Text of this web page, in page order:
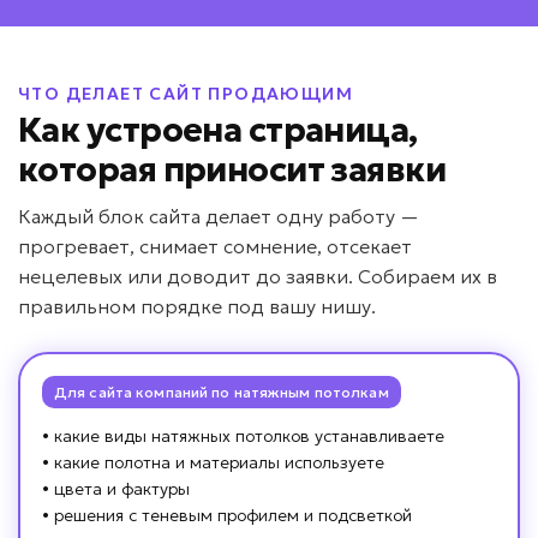
ЧТО ДЕЛАЕТ САЙТ ПРОДАЮЩИМ
Как устроена страница,
которая приносит заявки
Каждый блок сайта делает одну работу —
прогревает, снимает сомнение, отсекает
нецелевых или доводит до заявки. Собираем их в
правильном порядке под вашу нишу.
Для сайта компаний по натяжным потолкам
• какие виды натяжных потолков устанавливаете
• какие полотна и материалы используете
• цвета и фактуры
• решения с теневым профилем и подсветкой